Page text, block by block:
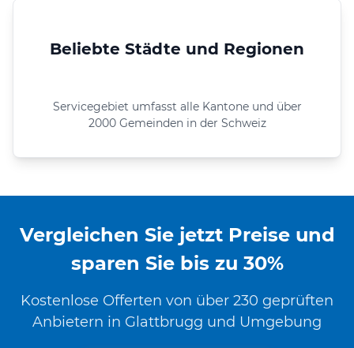
Beliebte Städte und Regionen
Servicegebiet umfasst alle Kantone und über
2000 Gemeinden in der Schweiz
Vergleichen Sie jetzt Preise und
sparen Sie bis zu 30%
Kostenlose Offerten von über 230 geprüften
Anbietern in Glattbrugg und Umgebung